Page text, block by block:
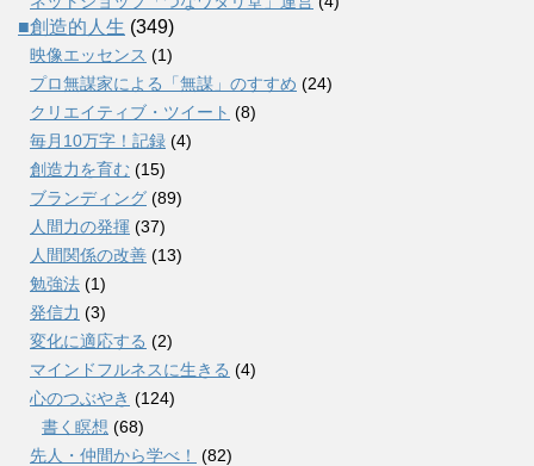
■創造的人生 (349)
映像エッセンス (1)
プロ無謀家による「無謀」のすすめ (24)
クリエイティブ・ツイート (8)
毎月10万字！記録 (4)
創造力を育む (15)
ブランディング (89)
人間力の発揮 (37)
人間関係の改善 (13)
勉強法 (1)
発信力 (3)
変化に適応する (2)
マインドフルネスに生きる (4)
心のつぶやき (124)
書く瞑想 (68)
先人・仲間から学べ！
(82)